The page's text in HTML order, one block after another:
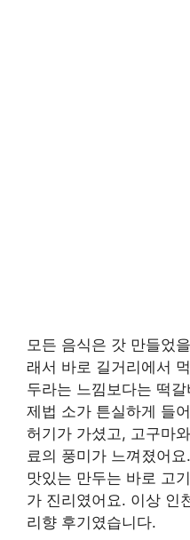
모든 음식은 갓 만들었
래서 바로 길거리에서
두라는 느낌보다는 떡
제법 소가 튼실하게 들
허기가 가셨고, 고구마
료의 풍미가 느껴졌어
맛있는 만두는 바로 고
가 진리였어요. 이상 인
리향 후기였습니다.